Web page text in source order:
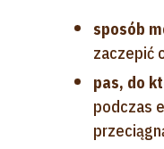
sposób
zaczepić
pas, do
podczas